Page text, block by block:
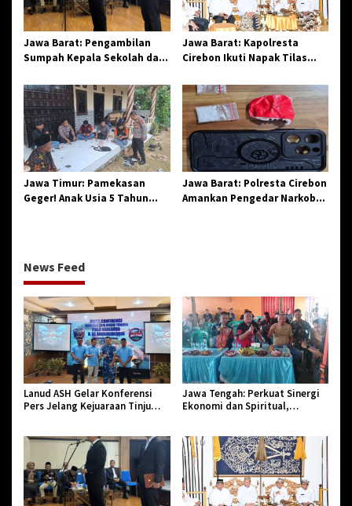
Jawa Barat: Pengambilan
Sumpah Kepala Sekolah dan
Penegasan Integritas
Aparatur Pendidikan dan
Birokrasi
Jawa Barat: Kapolresta
Cirebon Ikuti Napak Tilas
Sinergi dan Pelestarian
Sejarah
Jawa Timur: Pamekasan
Geger! Anak Usia 5 Tahun
Jawa Barat: Polresta Cirebon
Amankan Pengedar Narkoba
News Feed
Lanud ASH Gelar Konferensi
Pers Jelang Kejuaraan Tinju
Jawa Tengah: Perkuat Sinergi
Ekonomi dan Spiritual,